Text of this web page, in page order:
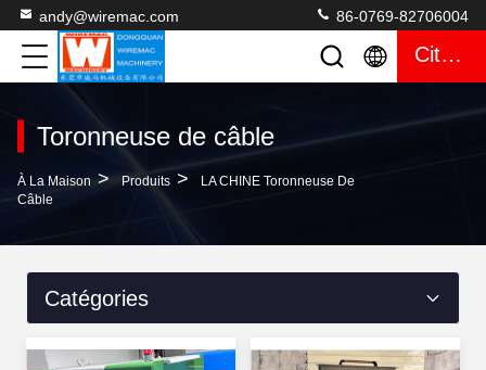
andy@wiremac.com 86-0769-82706004
Citation
Toronneuse de câble
À La Maison > Produits >
LA CHINE Toronneuse De
Câble
Catégories